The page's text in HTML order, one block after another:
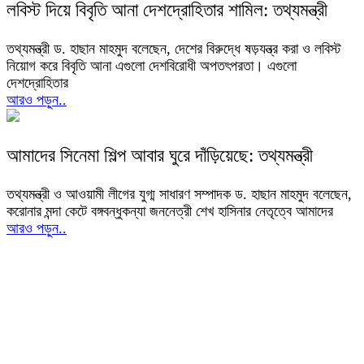
লবিস্ট দিয়ে বিবৃতি আনা দেশদ্রোহিতার শামিল: তথ্যমন্ত্রী
তথ্যমন্ত্রী ড. হাছান মাহমুদ বলেছেন, দেশের বিরুদ্ধে ষড়যন্ত্র করা ও লবিস্ট
নিয়োগ করে বিবৃতি আনা এগুলো দেশবিরোধী অপতৎপরতা। এগুলো
দেশদ্রোহিতার
আরও পড়ুন..
আমাদের সিনেমা শিল্প আবার ঘুরে দাঁড়িয়েছে: তথ্যমন্ত্রী
তথ্যমন্ত্রী ও আওয়ামী লীগের যুগ্ম সাধারণ সম্পাদক ড. হাছান মাহমুদ বলেছেন,
করোনার মন্দা কেটে বঙ্গবন্ধুকন্যা জননেত্রী শেখ হাসিনার নেতৃত্বে আমাদের
আরও পড়ুন..